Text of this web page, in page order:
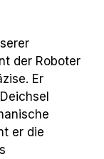
der Roboter
Er
er die